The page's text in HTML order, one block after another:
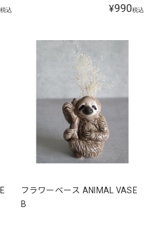
税込 ¥990税込
フラワーベース ANIMAL VASE
B